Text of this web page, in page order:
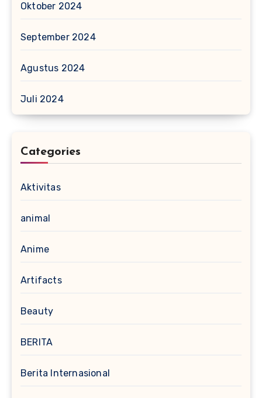
Oktober 2024
September 2024
Agustus 2024
Juli 2024
Categories
Aktivitas
animal
Anime
Artifacts
Beauty
BERITA
Berita Internasional